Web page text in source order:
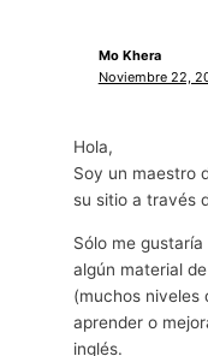
Mo Khera
Noviembre 22,
Hola,
Soy un maestro
su sitio a través
Sólo me
algún material
(muchos niveles
aprender o
inglés.